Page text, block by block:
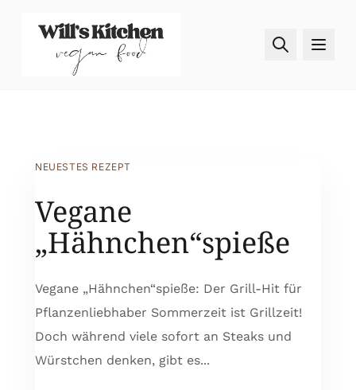
NEUESTES REZEPT
Vegane
„Hähnchen“spieße
Vegane „Hähnchen“spieße: Der Grill-Hit für
Pflanzenliebhaber Sommerzeit ist Grillzeit!
Doch während viele sofort an Steaks und
Würstchen denken, gibt es...